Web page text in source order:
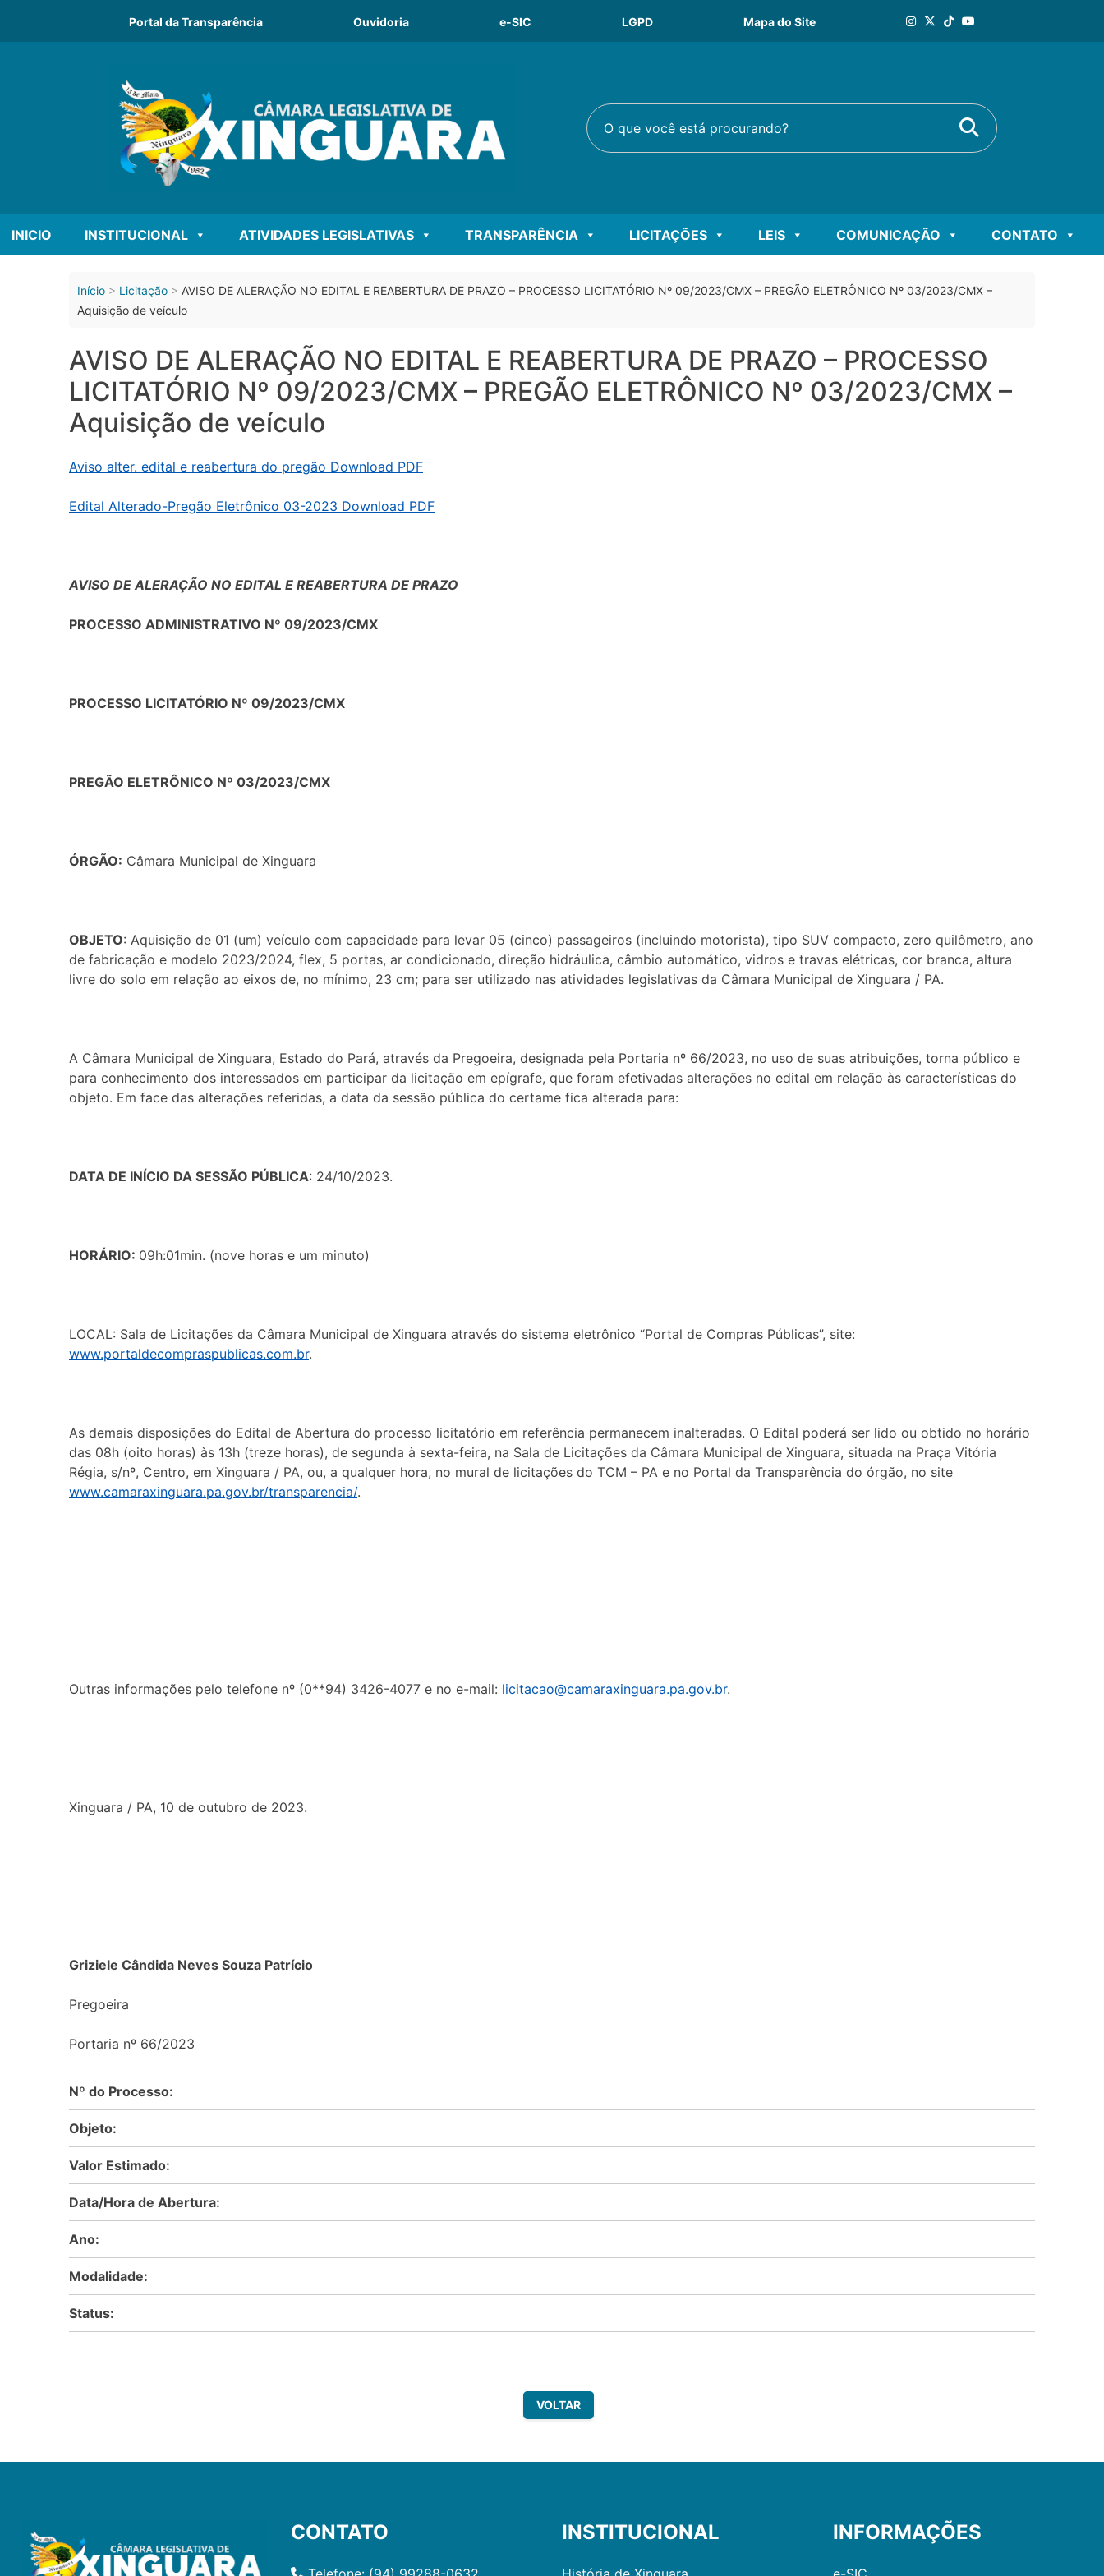
Portal da Transparência Ouvidoria e-SIC LGPD Mapa do Site
O que você está procurando? Buscar
INICIO INSTITUCIONAL ATIVIDADES LEGISLATIVAS TRANSPARÊNCIA LICITAÇÕES LEIS COMUNICAÇÃO CONTATO
Início Licitação
AVISO DE ALERAÇÃO NO EDITAL E REABERTURA DE PRAZO – PROCESSO LICITATÓRIO Nº 09/2023/CMX – PREGÃO ELETRÔNICO Nº 03/2023/CMX –
Aquisição de veículo
AVISO DE ALERAÇÃO NO EDITAL E REABERTURA DE PRAZO – PROCESSO
LICITATÓRIO Nº 09/2023/CMX – PREGÃO ELETRÔNICO Nº 03/2023/CMX –
Aquisição de veículo
Aviso alter. edital e reabertura do pregão Download PDF
Edital Alterado-Pregão Eletrônico 03-2023 Download PDF
AVISO DE ALERAÇÃO NO EDITAL E REABERTURA DE PRAZO
PROCESSO ADMINISTRATIVO Nº 09/2023/CMX
PROCESSO LICITATÓRIO Nº 09/2023/CMX
PREGÃO ELETRÔNICO Nº 03/2023/CMX
ÓRGÃO: Câmara Municipal de Xinguara
OBJETO: Aquisição de 01 (um) veículo com capacidade para levar 05 (cinco) passageiros (incluindo motorista), tipo SUV compacto, zero quilômetro, ano
de fabricação e modelo 2023/2024, flex, 5 portas, ar condicionado, direção hidráulica, câmbio automático, vidros e travas elétricas, cor branca, altura
livre do solo em relação ao eixos de, no mínimo, 23 cm; para ser utilizado nas atividades legislativas da Câmara Municipal de Xinguara / PA.
A Câmara Municipal de Xinguara, Estado do Pará, através da Pregoeira, designada pela Portaria nº 66/2023, no uso de suas atribuições, torna público e
para conhecimento dos interessados em participar da licitação em epígrafe, que foram efetivadas alterações no edital em relação às características do
objeto. Em face das alterações referidas, a data da sessão pública do certame fica alterada para:
DATA DE INÍCIO DA SESSÃO PÚBLICA: 24/10/2023.
HORÁRIO: 09h:01min. (nove horas e um minuto)
LOCAL: Sala de Licitações da Câmara Municipal de Xinguara através do sistema eletrônico “Portal de Compras Públicas”, site:
www.portaldecompraspublicas.com.br.
As demais disposições do Edital de Abertura do processo licitatório em referência permanecem inalteradas. O Edital poderá ser lido ou obtido no horário
das 08h (oito horas) às 13h (treze horas), de segunda à sexta-feira, na Sala de Licitações da Câmara Municipal de Xinguara, situada na Praça Vitória
Régia, s/nº, Centro, em Xinguara / PA, ou, a qualquer hora, no mural de licitações do TCM – PA e no Portal da Transparência do órgão, no site
www.camaraxinguara.pa.gov.br/transparencia/.
Outras informações pelo telefone nº (0**94) 3426-4077 e no e-mail: licitacao@camaraxinguara.pa.gov.br.
Xinguara / PA, 10 de outubro de 2023.
Griziele Cândida Neves Souza Patrício
Pregoeira
Portaria nº 66/2023
Nº do Processo:
Objeto:
Valor Estimado:
Data/Hora de Abertura:
Ano:
Modalidade:
Status:
VOLTAR
CONTATO INSTITUCIONAL INFORMAÇÕES